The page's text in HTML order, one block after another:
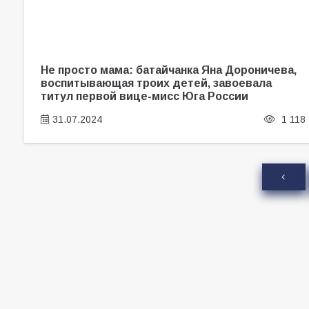
Не просто мама: батайчанка Яна Дороничева,
воспитывающая троих детей, завоевала
титул первой вице-мисс Юга России
31.07.2024 1 118